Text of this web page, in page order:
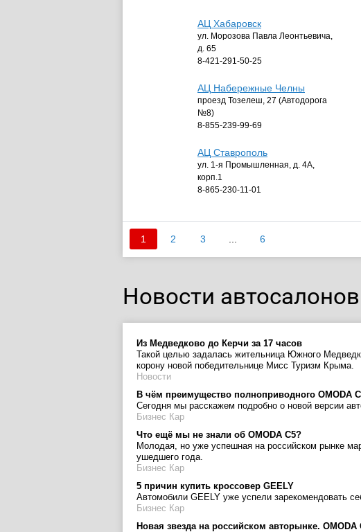
АЦ Хабаровск
ул. Морозова Павла Леонтьевича,
д. 65
8-421-291-50-25
АЦ Набережные Челны
проезд Тозелеш, 27 (Автодорога
№8)
8-855-239-99-69
АЦ Ставрополь
ул. 1-я Промышленная, д. 4А,
корп.1
8-865-230-11-01
1 2 3 6
Новости автосалонов
Из Медведково до Керчи за 17 часов
Такой целью задалась жительница Южного
корону новой победительнице Мисс Туризм Крыма.
Новости
В чём преимущество полноприводного OMODA
Сегодня мы расскажем подробно о новой версии
Бизнес Кар
Что ещё мы не знали об OMODA C5?
Молодая, но уже успешная на российском рынке
ушедшего года.
Бизнес Кар
5 причин купить кроссовер GEELY
Автомобили GEELY уже успели зарекомендовать
Бизнес Кар
Новая звезда на российском авторынке. OMODA